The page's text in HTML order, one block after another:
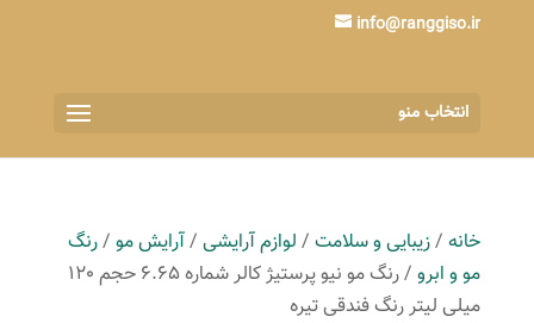
info@ranggiso.ir
انتخاب منو
خانه/زیبایی و سلامت/ لوازم آرایشی/آرایش مو/رنگ
مو و ابرو
/ رنگ مو نیو پرستیژ کالر شماره 6.65 حجم 120
میلی لیتر رنگ فندقی تیره